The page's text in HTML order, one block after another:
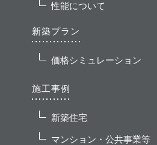
性能について
新築プラン
価格シミュレーション
施工事例
新築住宅
マンション・公共事業等